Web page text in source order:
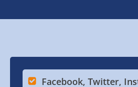
Facebook, Twitter,